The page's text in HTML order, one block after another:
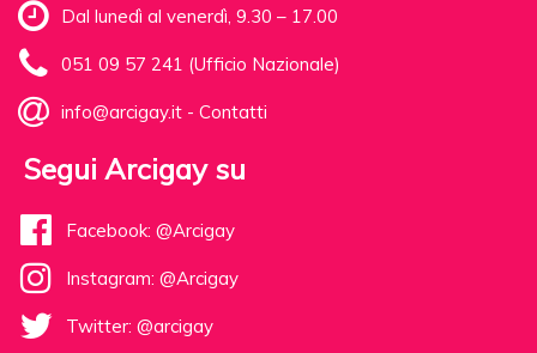
Dal lunedì al venerdì, 9.30 – 17.00
051 09 57 241 (Ufficio Nazionale)
info@arcigay.it - Contatti
Segui Arcigay su
Facebook: @Arcigay
Instagram: @Arcigay
Twitter: @arcigay